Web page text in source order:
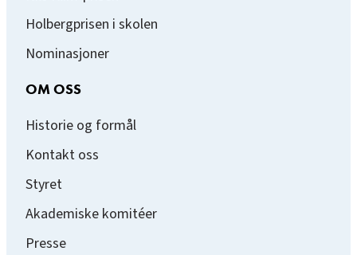
Holbergprisen i skolen
Nominasjoner
OM OSS
Historie og formål
Kontakt oss
Styret
Akademiske komitéer
Presse